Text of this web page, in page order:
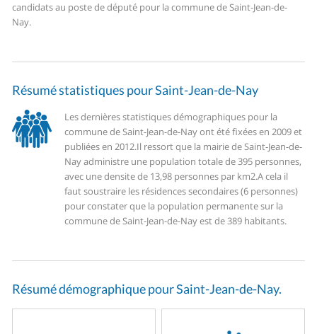
candidats au poste de député pour la commune de Saint-Jean-de-
Nay.
Résumé statistiques pour Saint-Jean-de-Nay
Les dernières statistiques démographiques pour la
commune de Saint-Jean-de-Nay ont été fixées en 2009 et
publiées en 2012.Il ressort que la mairie de Saint-Jean-de-
Nay administre une population totale de 395 personnes,
avec une densite de 13,98 personnes par km2.A cela il
faut soustraire les résidences secondaires (6 personnes)
pour constater que la population permanente sur la
commune de Saint-Jean-de-Nay est de 389 habitants.
Résumé démographique pour Saint-Jean-de-Nay.